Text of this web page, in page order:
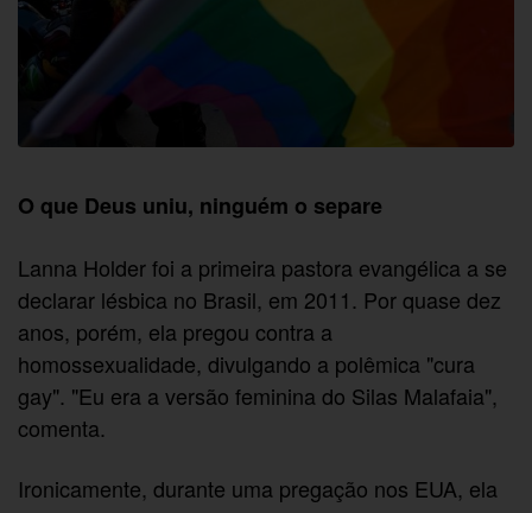
O que Deus uniu, ninguém o separe
Lanna Holder foi a primeira pastora evangélica a se
declarar lésbica no Brasil, em 2011. Por quase dez
anos, porém, ela pregou contra a
homossexualidade, divulgando a polêmica "cura
gay". "Eu era a versão feminina do Silas Malafaia",
comenta.
Ironicamente, durante uma pregação nos EUA, ela